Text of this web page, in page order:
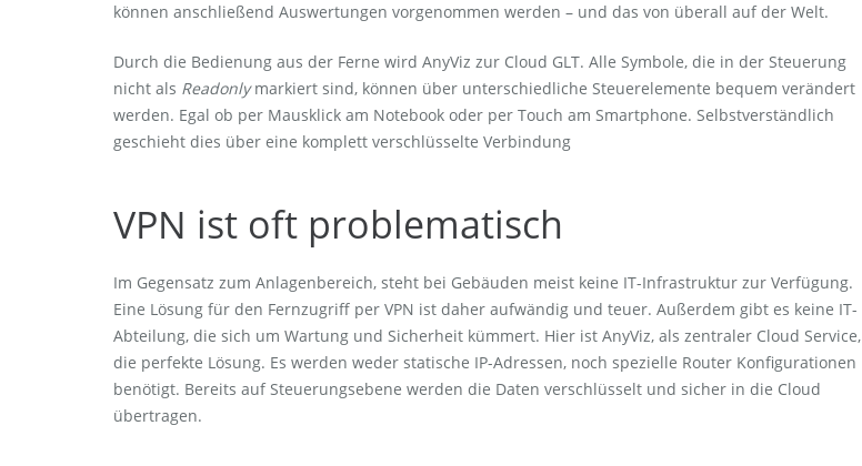
können anschließend Auswertungen vorgenommen werden – und das von überall auf der Welt.
Durch die Bedienung aus der Ferne wird AnyViz zur Cloud GLT. Alle Symbole, die in der Steuerung
nicht als Readonlymarkiert sind, können über unterschiedliche Steuerelemente bequem verändert
werden. Egal ob per Mausklick am Notebook oder per Touch am Smartphone. Selbstverständlich
geschieht dies über eine komplett verschlüsselte Verbindung
VPN ist oft problematisch
Im Gegensatz zum Anlagenbereich, steht bei Gebäuden meist keine IT-Infrastruktur zur Verfügung.
Eine Lösung für den Fernzugriff per VPN ist daher aufwändig und teuer. Außerdem gibt es keine IT-
Abteilung, die sich um Wartung und Sicherheit kümmert. Hier ist AnyViz, als zentraler Cloud Service,
die perfekte Lösung. Es werden weder statische IP-Adressen, noch spezielle Router Konfigurationen
benötigt. Bereits auf Steuerungsebene werden die Daten verschlüsselt und sicher in die Cloud
übertragen.